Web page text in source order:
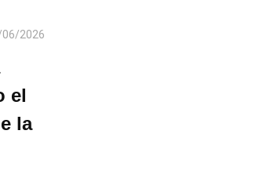
2026
el
la